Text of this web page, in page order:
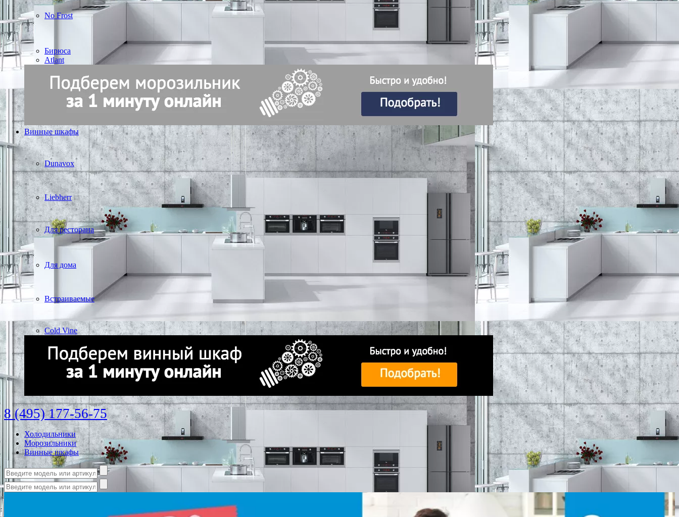
No Frost
Бирюса
Atlant
Винные шкафы
Dunavox
Liebherr
Для ресторана
Для дома
Встраиваемые
Cold Vine
8 (495) 177-56-75
Холодильники
Морозильники
Винные шкафы